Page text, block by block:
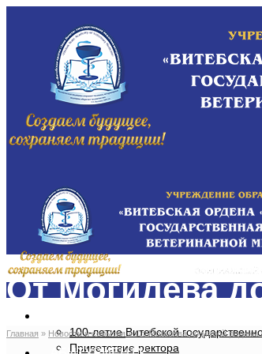
100-летие Витебской
Приветствие ректора
От Могилёва
Главная » Новости и события » От Могилёва до малой родины